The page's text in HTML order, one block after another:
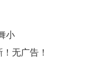
小
无广告！